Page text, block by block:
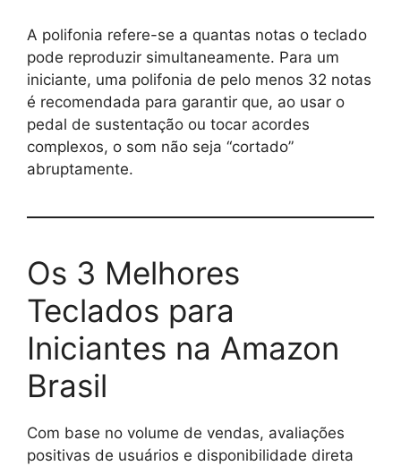
A polifonia refere-se a quantas notas o teclado
pode reproduzir simultaneamente. Para um
iniciante, uma polifonia de pelo menos 32 notas
é recomendada para garantir que, ao usar o
pedal de sustentação ou tocar acordes
complexos, o som não seja “cortado”
abruptamente.
Os 3 Melhores
Teclados para
Iniciantes na Amazon
Brasil
Com base no volume de vendas, avaliações
positivas de usuários e disponibilidade direta